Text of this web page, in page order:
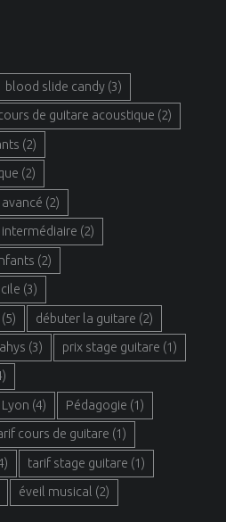
blood slide candy(3)
de guitare acoustique (2)
(2)
(2)
(2)
(2)
(2)
(3)
(5) débuter la guitare (2)
(3) prix stage guitare (1)
(4) Pédagogie (1)
cours de guitare (1)
tarif stage guitare (1)
éveil musical (2)